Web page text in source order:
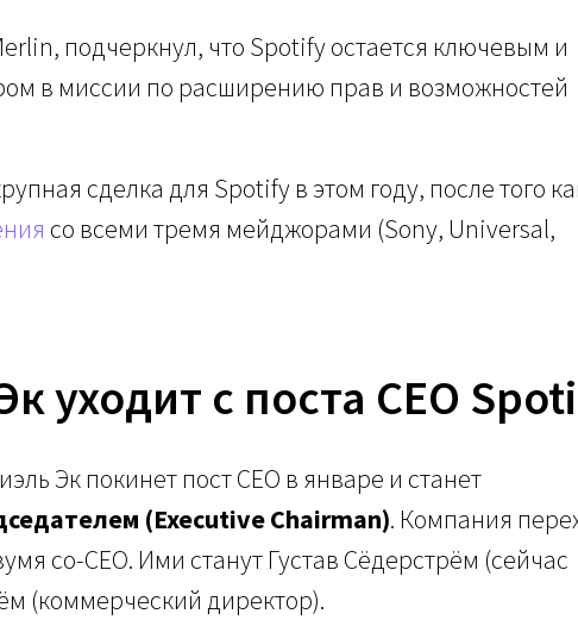
подчеркнул, что Spotify остается ключевым и
в миссии по расширению прав и возможностей
сделка для Spotify в этом году, после того
со всеми тремя мейджорами (Sony, Universal,
уходит с поста CEO
Эк покинет пост CEO в январе и станет
(Executive Chairman). Компания
со-CEO. Ими станут Густав Сёдерстрём (сейчас
(коммерческий директор).